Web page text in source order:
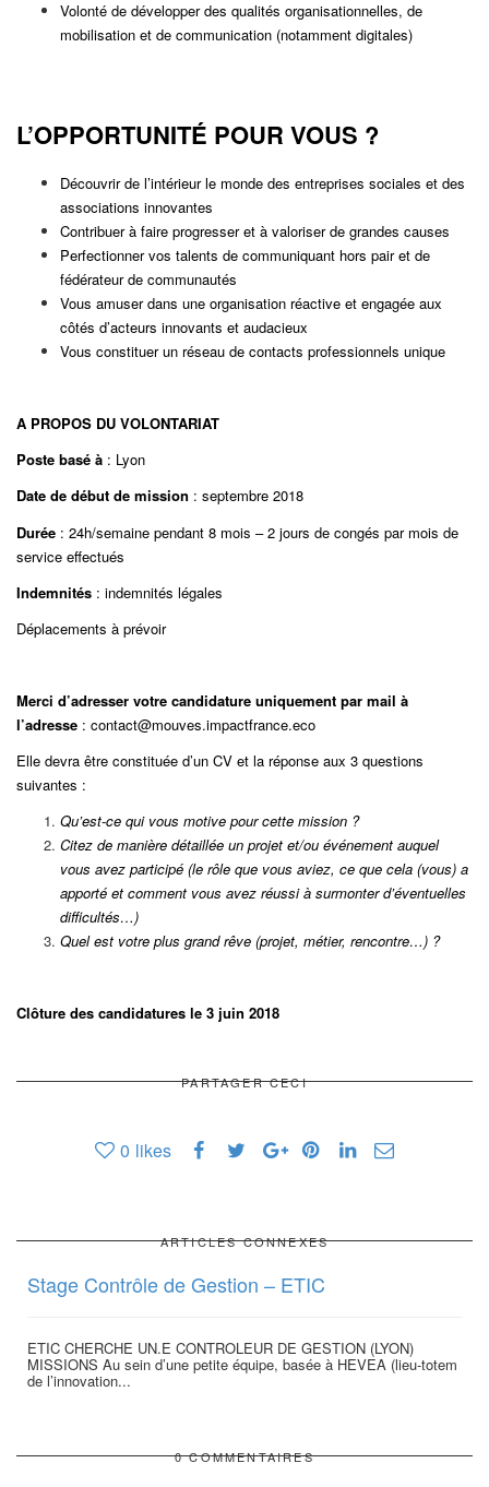
Volonté de développer des qualités organisationnelles, de
mobilisation et de communication (notamment digitales)
L’OPPORTUNITÉ POUR VOUS ?
Découvrir de l’intérieur le monde des entreprises sociales et des
associations innovantes
Contribuer à faire progresser et à valoriser de grandes causes
Perfectionner vos talents de communiquant hors pair et de
fédérateur de communautés
Vous amuser dans une organisation réactive et engagée aux
côtés d’acteurs innovants et audacieux
Vous constituer un réseau de contacts professionnels unique
A PROPOS DU VOLONTARIAT
Poste basé à : Lyon
Date de début de mission : septembre 2018
Durée : 24h/semaine pendant 8 mois – 2 jours de congés par mois de
service effectués
Indemnités : indemnités légales
Déplacements à prévoir
Merci d’adresser votre candidature uniquement par mail à
l’adresse : contact@mouves.impactfrance.eco
Elle devra être constituée d’un CV et la réponse aux 3 questions
suivantes :
Qu’est-ce qui vous motive pour cette mission ?
Citez de manière détaillée un projet et/ou événement auquel
vous avez participé (le rôle que vous aviez, ce que cela (vous) a
apporté et comment vous avez réussi à surmonter d’éventuelles
difficultés…)
Quel est votre plus grand rêve (projet, métier, rencontre…) ?
Clôture des candidatures le 3 juin 2018
PARTAGER CECI
0 likes
ARTICLES CONNEXES
Stage Contrôle de Gestion – ETIC
ETIC CHERCHE UN.E CONTROLEUR DE GESTION (LYON)
MISSIONS Au sein d’une petite équipe, basée à HEVEA (lieu-totem
de l’innovation...
0 COMMENTAIRES